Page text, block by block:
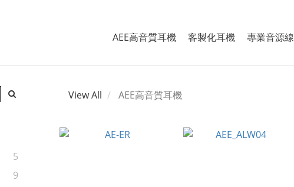
AEE高音質耳機 客製化耳機 專業音源線
5
9
View All AEE高音質耳機